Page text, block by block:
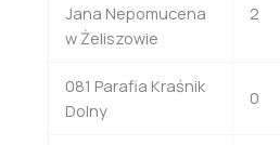
Jana Nepomucena
w Żeliszowie
2
081 Parafia Kraśnik
Dolny
0